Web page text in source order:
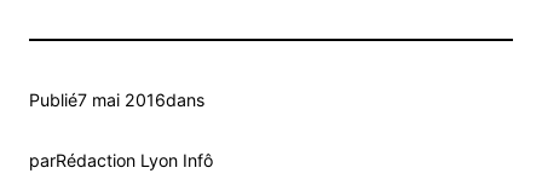
Publié7 mai 2016dans
parRédaction Lyon Infô